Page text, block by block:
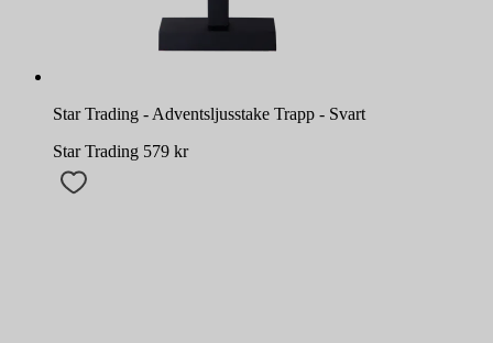
Star Trading - Adventsljusstake Trapp - Svart
Star Trading 579 kr